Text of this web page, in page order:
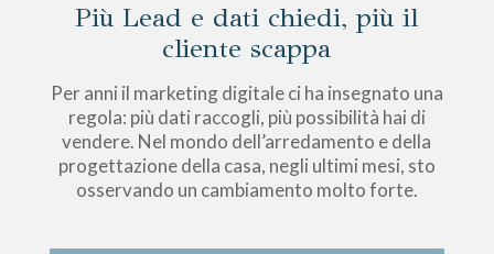
Più Lead e dati chiedi, più il
cliente scappa
Per anni il marketing digitale ci ha insegnato una
regola: più dati raccogli, più possibilità hai di
vendere. Nel mondo dell’arredamento e della
progettazione della casa, negli ultimi mesi, sto
osservando un cambiamento molto forte.